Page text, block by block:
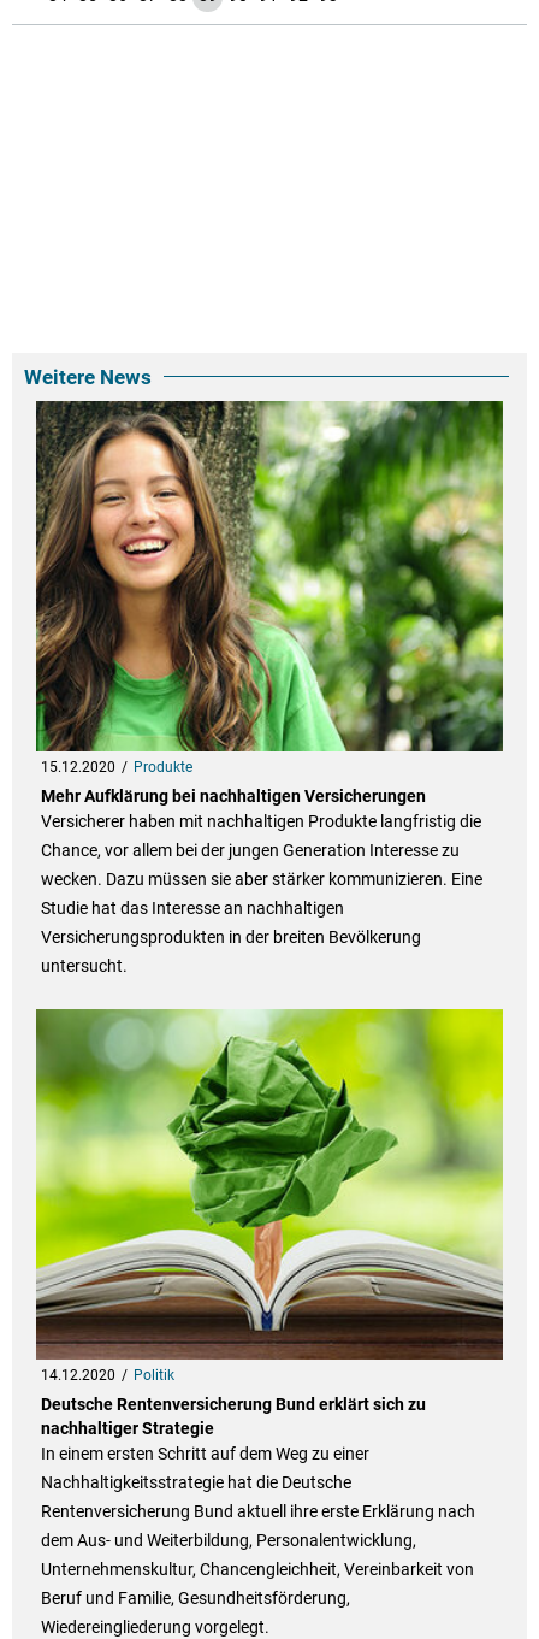
Weitere News
15.12.2020 Produkte
Mehr Aufklärung bei nachhaltigen Versicherungen
Versicherer haben mit nachhaltigen Produkte langfristig die
Chance, vor allem bei der jungen Generation Interesse zu
wecken. Dazu müssen sie aber stärker kommunizieren. Eine
Studie hat das Interesse an nachhaltigen
Versicherungsprodukten in der breiten Bevölkerung
untersucht.
14.12.2020 Politik
Deutsche Rentenversicherung Bund erklärt sich zu
nachhaltiger Strategie
In einem ersten Schritt auf dem Weg zu einer
Nachhaltigkeitsstrategie hat die Deutsche
Rentenversicherung Bund aktuell ihre erste Erklärung nach
dem Aus- und Weiterbildung, Personalentwicklung,
Unternehmenskultur, Chancengleichheit, Vereinbarkeit von
Beruf und Familie, Gesundheitsförderung,
Wiedereingliederung vorgelegt.